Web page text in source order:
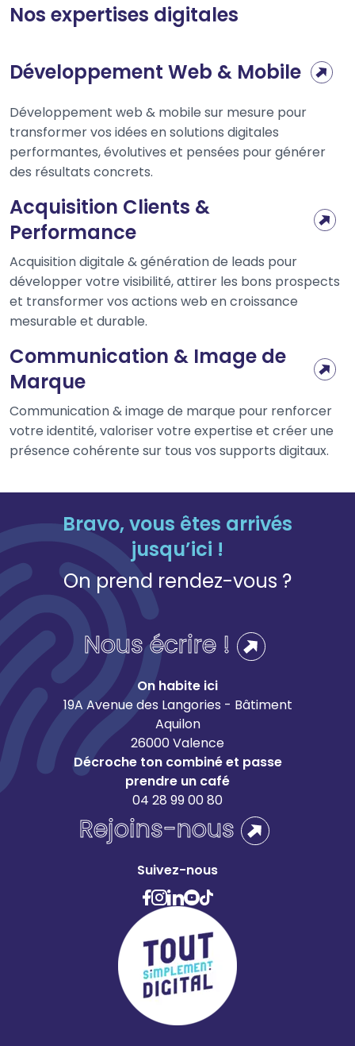
Nos expertises digitales
Développement Web & Mobile
Développement web & mobile sur mesure pour
transformer vos idées en solutions digitales
performantes, évolutives et pensées pour générer
des résultats concrets.
Acquisition Clients &
Performance
Acquisition digitale & génération de leads pour
développer votre visibilité, attirer les bons prospects
et transformer vos actions web en croissance
mesurable et durable.
Communication & Image de
Marque
Communication & image de marque pour renforcer
votre identité, valoriser votre expertise et créer une
présence cohérente sur tous vos supports digitaux.
Bravo, vous êtes arrivés
jusqu’ici !
On prend rendez-vous ?
Nous écrire !
On habite ici
19A Avenue des Langories - Bâtiment
Aquilon
26000 Valence
Décroche ton combiné et passe
prendre un café
04 28 99 00 80
Rejoins-nous
Suivez-nous